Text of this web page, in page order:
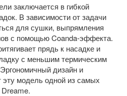
заключается в гибкой
В зависимости от задачи
для сушки, выпрямления
с помощью Coanda-эффекта.
прядь к насадке и
с меньшим термическим
дизайн и
модель одной из самых